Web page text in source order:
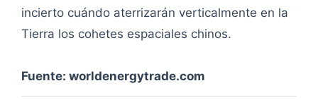
incierto cuándo aterrizarán verticalmente en la
Tierra los cohetes espaciales chinos.
Fuente: worldenergytrade.com